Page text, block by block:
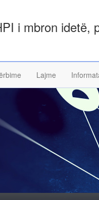
i mbron idetë,
Lajme